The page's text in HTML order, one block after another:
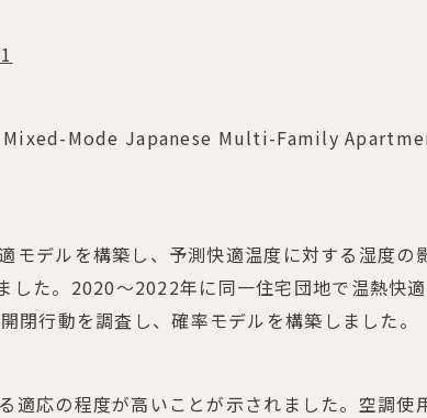
Mode Japanese Multi-Family
デルを構築し、予測快適温度に対する湿度の
た。2020～2022年に同一住宅団地で温熱快
行動を調査し、確率モデルを構築しました。
応の程度が高いことが示されました。空調使